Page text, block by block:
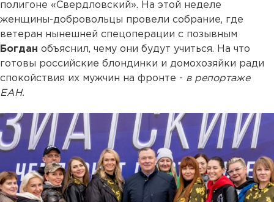
полигоне «Свердловский». На этой неделе
женщины-добровольцы провели собрание, где
ветеран нынешней спецоперации с позывным
Богдан объяснил, чему они будут учиться. На что
готовы российские блондинки и домохозяйки ради
спокойствия их мужчин на фронте - в репортаже
ЕАН.